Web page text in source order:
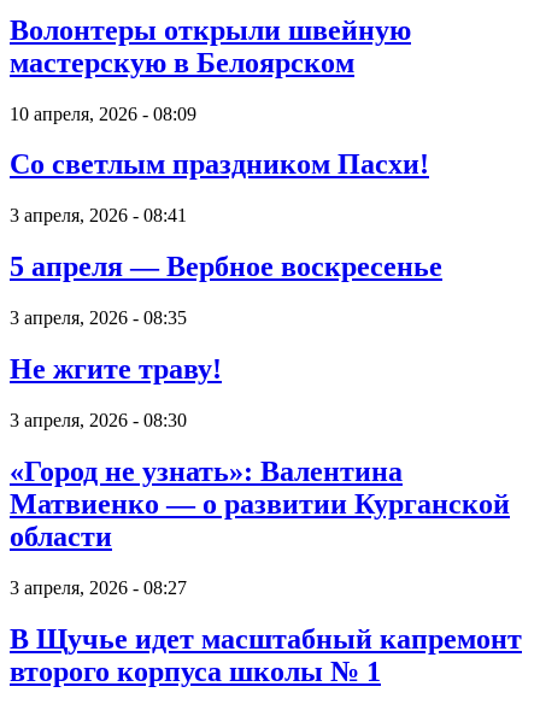
Волонтеры открыли швейную
мастерскую в Белоярском
10 апреля, 2026 - 08:09
Со светлым праздником Пасхи!
3 апреля, 2026 - 08:41
5 апреля — Вербное воскресенье
3 апреля, 2026 - 08:35
Не жгите траву!
3 апреля, 2026 - 08:30
«Город не узнать»: Валентина
Матвиенко — о развитии Курганской
области
3 апреля, 2026 - 08:27
В Щучье идет масштабный капремонт
второго корпуса школы № 1